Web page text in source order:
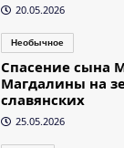
20.05.2026
Необычное
Спасение сына
Магдалины на
славянских
25.05.2026